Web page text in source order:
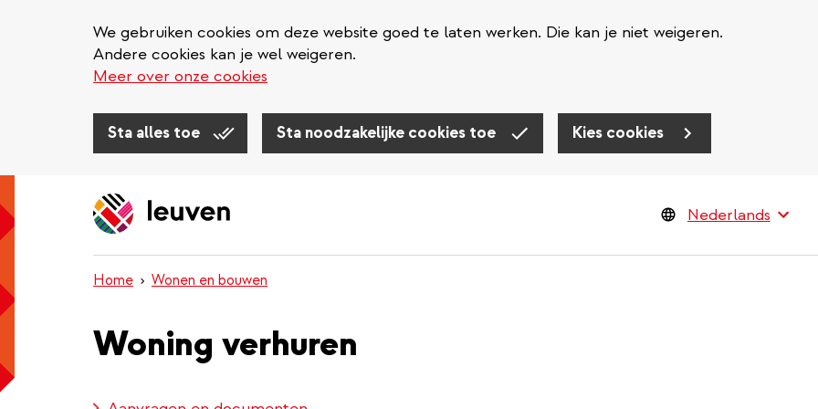
We gebruiken cookies om deze website goed te laten werken. Die kan je niet weigeren.
Andere cookies kan je wel weigeren.
Meer over onze cookies
Sta alles toe Sta noodzakelijke cookies toe Kies cookies
Home Wonen en bouwen
Woning verhuren